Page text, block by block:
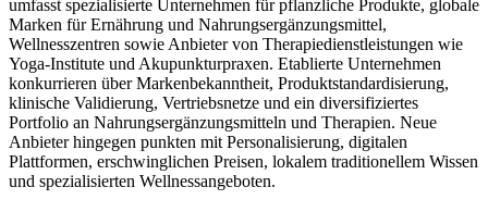
umfasst spezialisierte Unternehmen für pflanzliche Produkte, globale
Marken für Ernährung und Nahrungsergänzungsmittel,
Wellnesszentren sowie Anbieter von Therapiedienstleistungen wie
Yoga-Institute und Akupunkturpraxen. Etablierte Unternehmen
konkurrieren über Markenbekanntheit, Produktstandardisierung,
klinische Validierung, Vertriebsnetze und ein diversifiziertes
Portfolio an Nahrungsergänzungsmitteln und Therapien. Neue
Anbieter hingegen punkten mit Personalisierung, digitalen
Plattformen, erschwinglichen Preisen, lokalem traditionellem Wissen
und spezialisierten Wellnessangeboten.